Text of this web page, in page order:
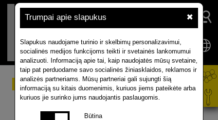
Trumpai apie slapukus ✖
Slapukus naudojame turinio ir skelbimų personalizavimui,
socialinės medijos funkcijoms teikti ir svetainės lankomumui
analizuoti. Informaciją apie tai, kaip naudojatės mūsų svetaine,
taip pat perduodame savo socialinės žiniasklaidos, reklamos ir
analizės partneriams. Mūsų partneriai gali sujungti šią
informaciją su kitais duomenimis, kuriuos jiems pateikėte arba
kuriuos jie surinko jums naudojantis paslaugomis.
Būtina
Sudėtingos rinkos
sąlygos